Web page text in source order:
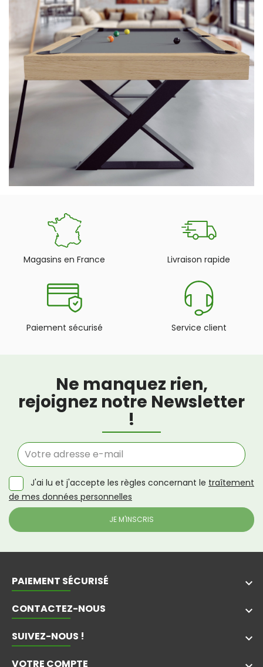
Magasins en France Livraison rapide
Paiement sécurisé Service client
Ne manquez rien,
rejoignez notre Newsletter
!
J'ai lu et j'accepte les règles concernant le traîtement
de mes données personnelles
PAIEMENT SÉCURISÉ keyboard_arrow_down
CONTACTEZ-NOUS keyboard_arrow_down
SUIVEZ-NOUS ! keyboard_arrow_down
VOTRE COMPTE